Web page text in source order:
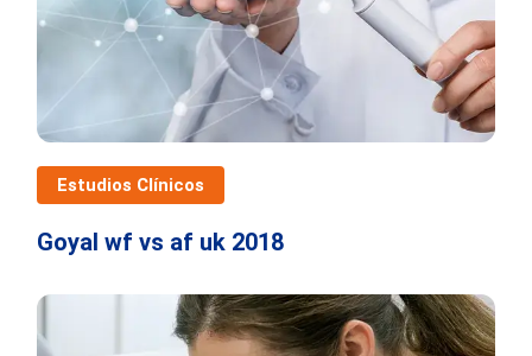
Estudios Clínicos
Goyal wf vs af uk 2018